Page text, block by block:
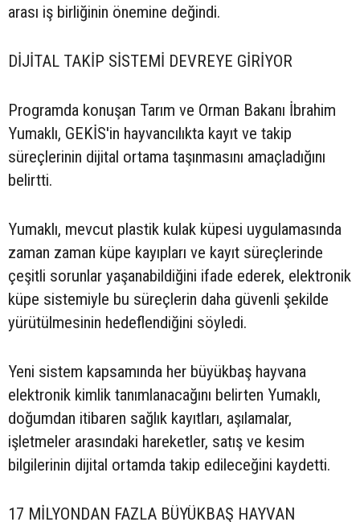
arası iş birliğinin önemine değindi.
DİJİTAL TAKİP SİSTEMİ DEVREYE GİRİYOR
Programda konuşan Tarım ve Orman Bakanı İbrahim
Yumaklı, GEKİS'in hayvancılıkta kayıt ve takip
süreçlerinin dijital ortama taşınmasını amaçladığını
belirtti.
Yumaklı, mevcut plastik kulak küpesi uygulamasında
zaman zaman küpe kayıpları ve kayıt süreçlerinde
çeşitli sorunlar yaşanabildiğini ifade ederek, elektronik
küpe sistemiyle bu süreçlerin daha güvenli şekilde
yürütülmesinin hedeflendiğini söyledi.
Yeni sistem kapsamında her büyükbaş hayvana
elektronik kimlik tanımlanacağını belirten Yumaklı,
doğumdan itibaren sağlık kayıtları, aşılamalar,
işletmeler arasındaki hareketler, satış ve kesim
bilgilerinin dijital ortamda takip edileceğini kaydetti.
17 MİLYONDAN FAZLA BÜYÜKBAŞ HAYVAN